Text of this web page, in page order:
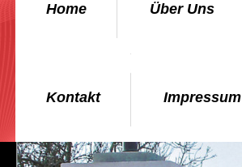
Home Über Uns
Kontakt Impressum